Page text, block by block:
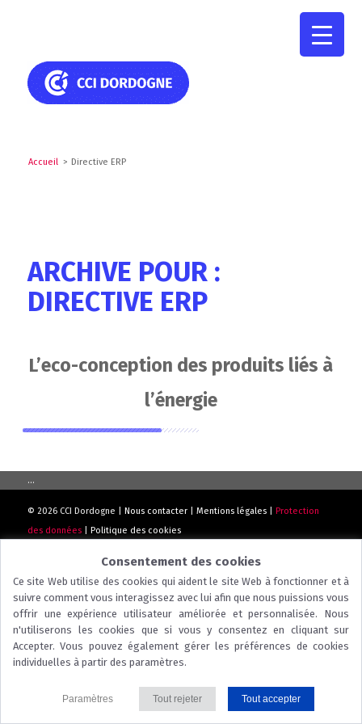
Accueil > Directive ERP
ARCHIVE POUR :
DIRECTIVE ERP
L’eco-conception des produits liés à
l’énergie
...
© 2026 CCI Dordogne | Nous contacter| Mentions légales| Protection
des données| Politique des cookies
Consentement des cookies
Ce site Web utilise des cookies qui aident le site Web à fonctionner et à
suivre comment vous interagissez avec lui afin que nous puissions vous
offrir une expérience utilisateur améliorée et personnalisée. Nous
n'utiliserons les cookies que si vous y consentez en cliquant sur
Accepter. Vous pouvez également gérer les préférences de cookies
individuelles à partir des paramètres.
Paramètres Tout rejeter Tout accepter